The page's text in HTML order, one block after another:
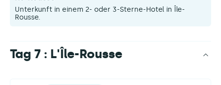
Unterkunft in einem 2- oder 3-Sterne-Hotel in Île-
Rousse.
Tag 7 : L'Île-Rousse